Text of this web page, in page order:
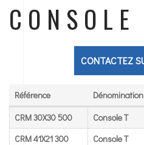
CONTACTEZ
Référence Dénomination
Référence
Dénomination
CRM 30X30 500 Console T
CRM 41X21 300
Console T